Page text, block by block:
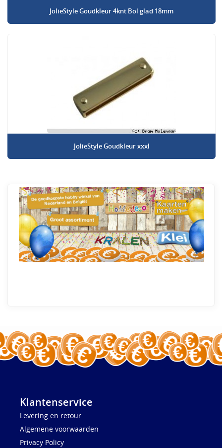
JolieStyle Goudkleur 4knt Bol glad 18mm
JolieStyle Goudkleur xxxl
Klantenservice
Levering en retour
Algemene voorwaarden
Privacy Policy